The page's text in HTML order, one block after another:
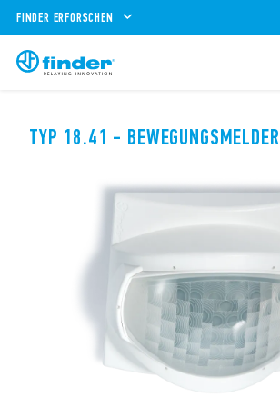
FINDER ERFORSCHEN
TYP 18.41 - BEWEGUNGSMELDER